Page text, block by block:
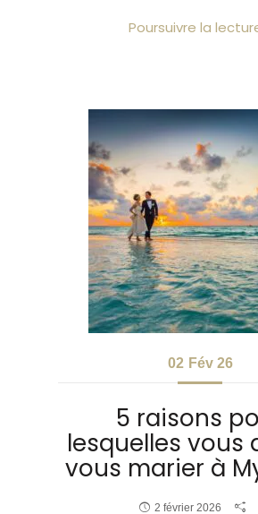
Poursuivre la
02 Fév 26
5 raisons
lesquelles vous
vous marier à
2 février 2026